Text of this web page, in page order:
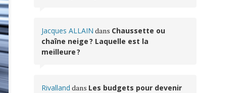
Jacques ALLAIN dans Chaussette ou
chaîne neige ? Laquelle est la
meilleure ?
Rivalland dans Les budgets pour devenir